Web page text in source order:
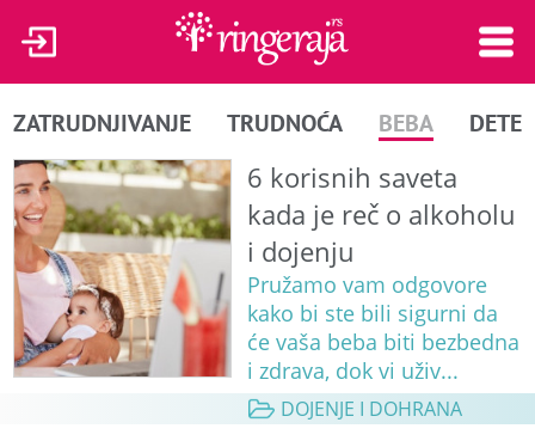
ZATRUDNJIVANJE TRUDNOĆA BEBA DETE
6 korisnih saveta
kada je reč o alkoholu
i dojenju
Pružamo vam odgovore
kako bi ste bili sigurni da
će vaša beba biti bezbedna
i zdrava, dok vi uživ...
DOJENJE I DOHRANA